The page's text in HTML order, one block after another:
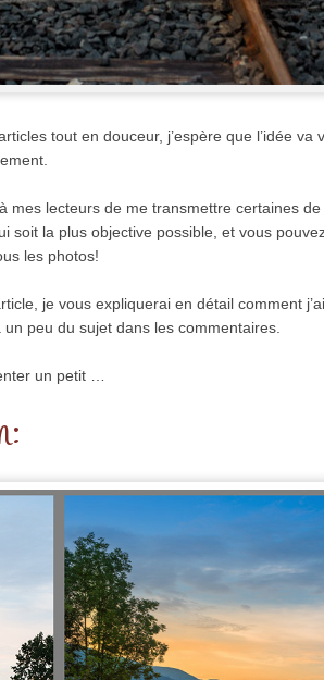
tout en douceur, j’espère que l’idée va
mes lecteurs de me transmettre certaines
soit la plus objective possible, et vous
les photos!
je vous expliquerai en détail comment
peu du sujet dans les commentaires.
un petit …